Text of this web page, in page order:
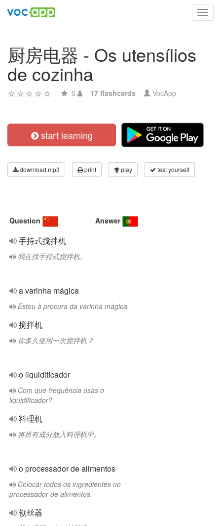
厨房电器 - Os utensílios
de cozinha
0 17 flashcards VocApp
start learning
download mp3 print play test yourself
Question Answer
手持式搅拌机
我在找手持式搅拌机。
a varinha mágica
Estou à procura da varinha mágica.
搅拌机
你多久使用一次搅拌机？
o liquidificador
Com que frequência usas o
liquidificador?
料理机
将所有成分放入料理机中。
o processador de alimentos
Colocar todos os ingredientes no
processador de alimentos.
刨丝器